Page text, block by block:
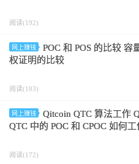
阅读(192)
网上赚钱
POC 和 POS 的比较 容
权证明的比较
阅读(183)
网上赚钱
Qitcoin QTC 算法工作
QTC 中的 POC 和 CPOC 如何工
阅读(172)